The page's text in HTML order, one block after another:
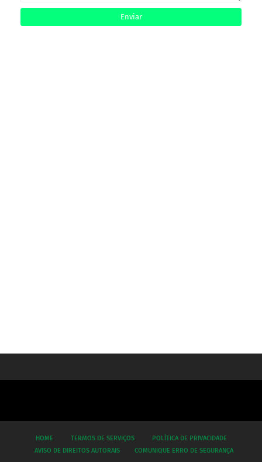
HOME TERMOS DE SERVIÇOS
POLÍTICA DE PRIVACIDADE
AVISO DE DIREITOS AUTORAIS
COMUNIQUE ERRO DE SEGURANÇA